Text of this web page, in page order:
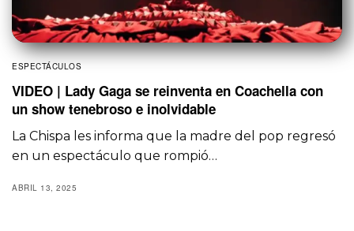
ESPECTÁCULOS
VIDEO | Lady Gaga se reinventa en Coachella con
un show tenebroso e inolvidable
La Chispa les informa que la madre del pop regresó
en un espectáculo que rompió…
ABRIL 13, 2025